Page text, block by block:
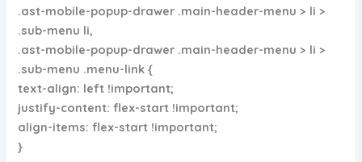
.ast-mobile-popup-drawer .main-header-menu > li >
.sub-menu li,
.ast-mobile-popup-drawer .main-header-menu > li >
.sub-menu .menu-link {
text-align: left !important;
justify-content: flex-start !important;
align-items: flex-start !important;
}